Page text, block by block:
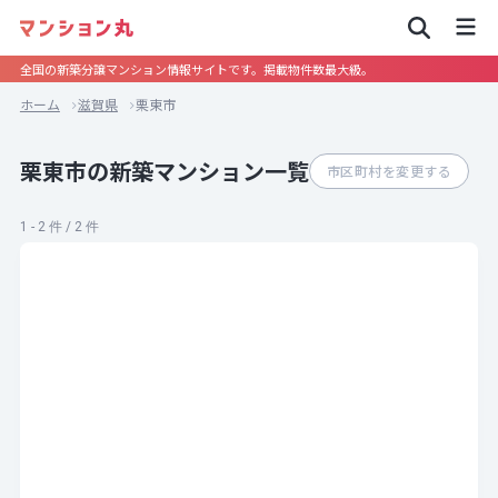
全国の新築分譲マンション情報サイトです。掲載物件数最大級。
ホーム 滋賀県 栗東市
栗東市の新築マンション一覧 市区町村を変更する
1 - 2 件 / 2 件